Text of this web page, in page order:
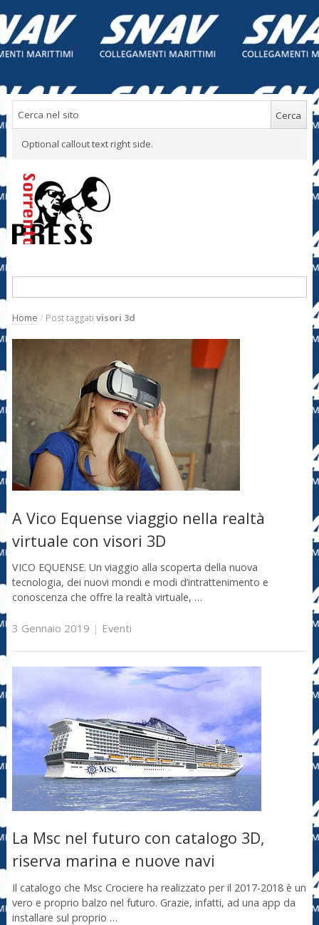
Optional callout text right side.
Home / Post taggati visori 3d
A Vico Equense viaggio nella realtà
virtuale con visori 3D
VICO EQUENSE. Un viaggio alla scoperta della nuova
tecnologia, dei nuovi mondi e modi d’intrattenimento e
conoscenza che offre la realtà virtuale, …
3 Gennaio 2019 | Eventi
La Msc nel futuro con catalogo 3D,
riserva marina e nuove navi
Il catalogo che Msc Crociere ha realizzato per il 2017-2018 è un
vero e proprio balzo nel futuro. Grazie, infatti, ad una app da
installare sul proprio …